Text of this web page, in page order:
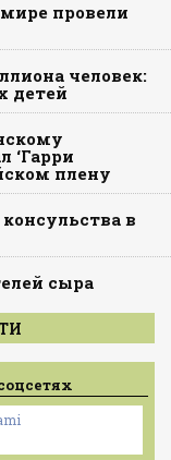
провели
человек:
детей
‘Гарри
плену
в
сыра